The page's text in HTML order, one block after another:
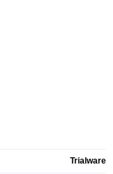
Trialware